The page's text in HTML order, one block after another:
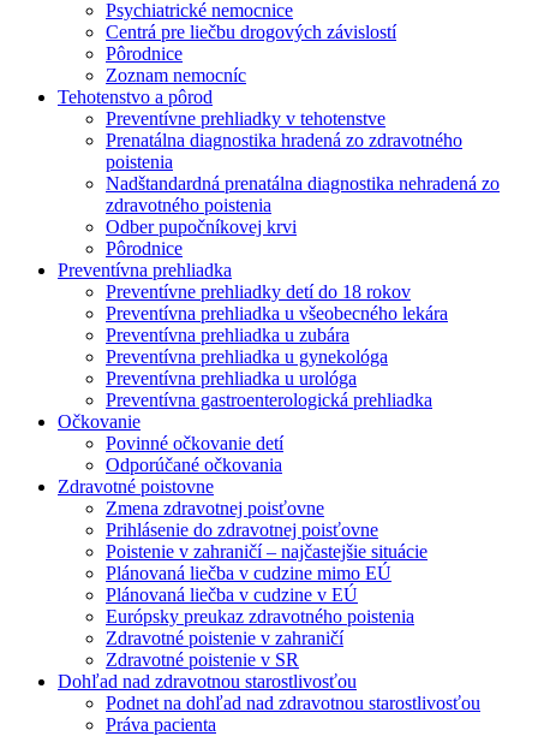
Psychiatrické nemocnice
Centrá pre liečbu drogových závislostí
Pôrodnice
Zoznam nemocníc
Tehotenstvo a pôrod
Preventívne prehliadky v tehotenstve
Prenatálna diagnostika hradená zo zdravotného
poistenia
Nadštandardná prenatálna diagnostika nehradená zo
zdravotného poistenia
Odber pupočníkovej krvi
Pôrodnice
Preventívna prehliadka
Preventívne prehliadky detí do 18 rokov
Preventívna prehliadka u všeobecného lekára
Preventívna prehliadka u zubára
Preventívna prehliadka u gynekológa
Preventívna prehliadka u urológa
Preventívna gastroenterologická prehliadka
Očkovanie
Povinné očkovanie detí
Odporúčané očkovania
Zdravotné poistovne
Zmena zdravotnej poisťovne
Prihlásenie do zdravotnej poisťovne
Poistenie v zahraničí – najčastejšie situácie
Plánovaná liečba v cudzine mimo EÚ
Plánovaná liečba v cudzine v EÚ
Európsky preukaz zdravotného poistenia
Zdravotné poistenie v zahraničí
Zdravotné poistenie v SR
Dohľad nad zdravotnou starostlivosťou
Podnet na dohľad nad zdravotnou starostlivosťou
Práva pacienta